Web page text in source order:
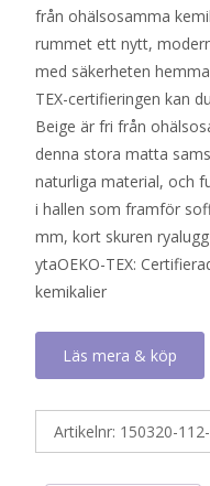
från ohälsosamma
rummet ett nytt,
med säkerheten
TEX-certifieringen kan
Beige är fri från
denna stora matta
naturliga material, och
i hallen som framför
mm, kort skuren
ytaOEKO-TEX:
kemikalier
Läs mera & köp
Artikelnr: 150320-